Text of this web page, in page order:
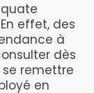
En effet, des
à
dès
se remettre
en